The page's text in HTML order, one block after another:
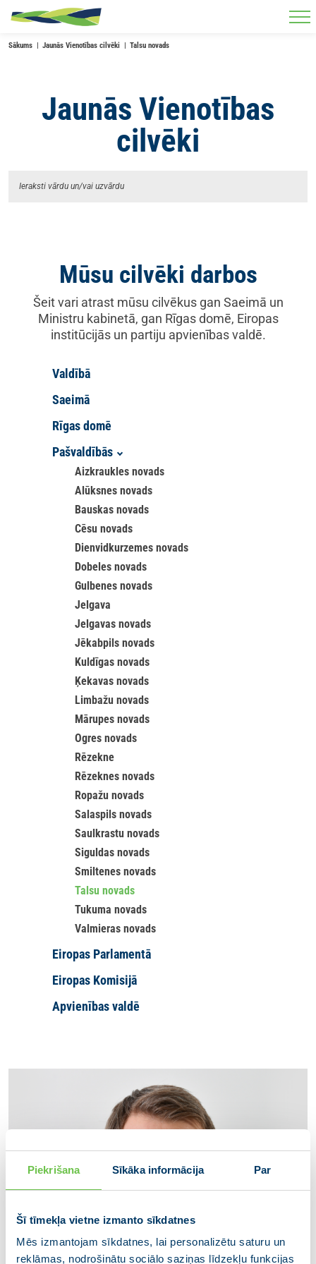
Piekrišana Sīkāka informācija Par
Šī tīmekļa vietne izmanto sīkdatnes
Mēs izmantojam sīkdatnes, lai personalizētu saturu un
reklāmas, nodrošinātu sociālo saziņas līdzekļu funkcijas
Skip to main content
Sākums Jaunās Vienotības cilvēki Talsu novads
Jaunās Vienotības
cilvēki
Mūsu cilvēki darbos
Šeit vari atrast mūsu cilvēkus gan Saeimā un
Ministru kabinetā, gan Rīgas domē, Eiropas
institūcijās un partiju apvienības valdē.
Valdībā
Saeimā
Rīgas domē
Pašvaldībās
Aizkraukles novads
Alūksnes novads
Bauskas novads
Cēsu novads
Dienvidkurzemes novads
Dobeles novads
Gulbenes novads
Jelgava
Jelgavas novads
Jēkabpils novads
Kuldīgas novads
Ķekavas novads
Limbažu novads
Mārupes novads
Ogres novads
Rēzekne
Rēzeknes novads
Ropažu novads
Salaspils novads
Saulkrastu novads
Siguldas novads
Smiltenes novads
Talsu novads
Tukuma novads
Valmieras novads
Eiropas Parlamentā
Eiropas Komisijā
Apvienības valdē